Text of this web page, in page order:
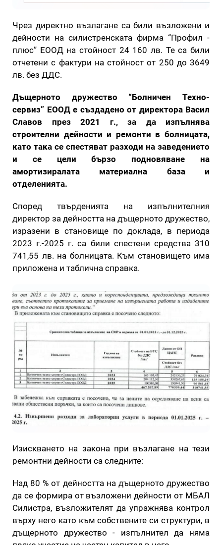
Чрез директно възлагане са били възложени и
дейности на силистренската фирма “Профил -
плюс” ЕООД на стойност 24 160 лв. Те са били
отчетени с фактури на стойност от 250 до 3649
лв. без ДДС.
Дъщерното дружество “Болничен Техно-
сервиз” ЕООД е създадено от директора Васил
Славов през 2021 г., за да изпълнява
строителни дейности и ремонти в болницата,
като така се спестяват разходи на заведението
и се цели бързо подновяване на
амортизиралата материална база и
отделенията.
Според твърденията на изпълнителния
директор за дейността на дъщерното дружество,
изразени в становище по доклада, в периода
2023 г.-2025 г. са били спестени средства 310
741,55 лв. на болницата. Към становището има
приложена и таблична справка.
Изискването на закона при възлагане на тези
ремонтни дейности са следните:
Над 80 % от дейността на дъщерното дружество
да се формира от възложени дейности от МБАЛ
Силистра, възложителят да упражнява контрол
върху него като към собствените си структури, в
дъщерното дружество - изпълнител да няма